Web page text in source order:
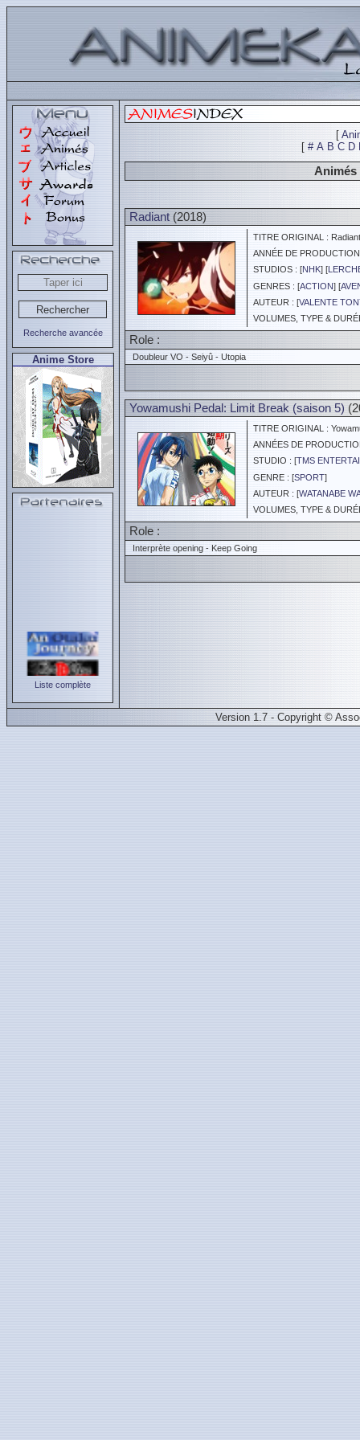
Recherche avancée
Anime Store
Liste complète
[
[ # A B C D
Animés
Radiant (2018)
TITRE ORIGINAL : Radiant
ANNÉE DE
STUDIOS : [NHK] [
GENRES : [ACTION] [
AUTEUR : [VALENTE
VOLUMES, TYPE &
Role :
Doubleur VO - Seiyû - Utopia
Yowamushi Pedal: Limit Break (saison 5)
TITRE ORIGINAL :
ANNÉES DE
STUDIO : [TMS
GENRE : [SPORT]
AUTEUR : [WATANABE
VOLUMES, TYPE &
Role :
Interprète opening - Keep Going
Version 1.7 - Copyright ©